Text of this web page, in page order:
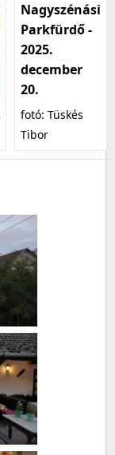
Nagyszénási
Parkfürdő -
2025.
december
20.
fotó: Tüskés
Tibor